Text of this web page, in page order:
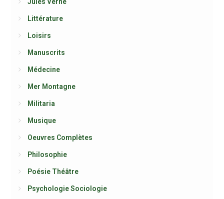
Littérature
Loisirs
Manuscrits
Médecine
Mer Montagne
Militaria
Musique
Oeuvres Complètes
Philosophie
Poésie Théâtre
Psychologie Sociologie